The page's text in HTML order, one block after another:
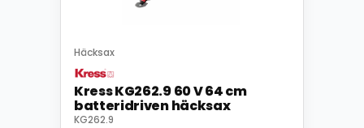
Häcksax
Kress KG262.9 60 V 64 cm
batteridriven häcksax
KG262.9